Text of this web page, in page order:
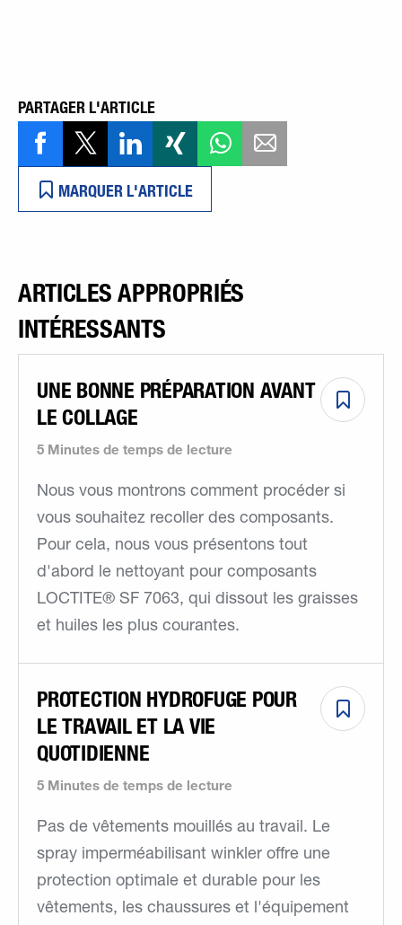
PARTAGER L'ARTICLE
MARQUER L'ARTICLE
ARTICLES APPROPRIÉS
INTÉRESSANTS
5 Minutes de temps de lecture
UNE BONNE PRÉPARATION AVANT
LE COLLAGE
Nous vous montrons comment procéder si
vous souhaitez recoller des composants.
Pour cela, nous vous présentons tout
d'abord le nettoyant pour composants
LOCTITE® SF 7063, qui dissout les graisses
et huiles les plus courantes.
5 Minutes de temps de lecture
PROTECTION HYDROFUGE POUR
LE TRAVAIL ET LA VIE
QUOTIDIENNE
Pas de vêtements mouillés au travail. Le
spray imperméabilisant winkler offre une
protection optimale et durable pour les
vêtements, les chaussures et l'équipement